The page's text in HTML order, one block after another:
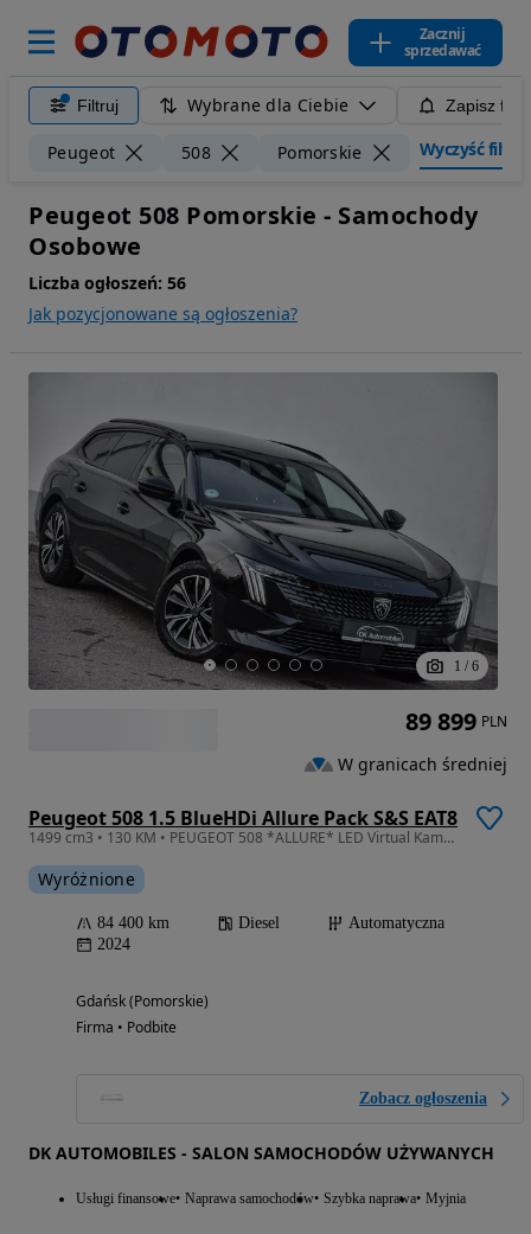
Zacznij
sprzedawać
Filtruj Wybrane dla Ciebie Zapisz
Peugeot 508 Pomorskie Wyczyść filtry
Peugeot 508 Pomorskie - Samochody
Osobowe
Liczba ogłoszeń: 56
Jak pozycjonowane są ogłoszenia?
1 / 6
Peugeot 508 1.5 BlueHDi Allure Pack S&S EAT8
1499 cm3 • 130 KM • PEUGEOT 508 *ALLURE* LED Virtual Kamery Martwe Pola Gwarancja 12m-cy
Wyróżnione
84 400 km Diesel
Automatyczna
2024
Gdańsk (Pomorskie)
Firma • Podbite
Zobacz ogłoszenia
DK AUTOMOBILES - SALON SAMOCHODÓW UŻYWANYCH
Usługi finansowe Naprawa samochodów Szybka naprawa Myjnia
89 899 PLN
W granicach średniej